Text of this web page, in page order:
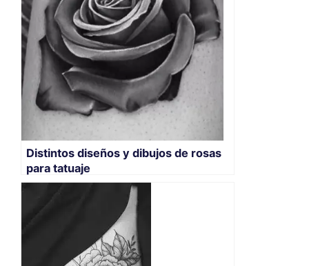
Distintos diseños y dibujos de rosas
para tatuaje